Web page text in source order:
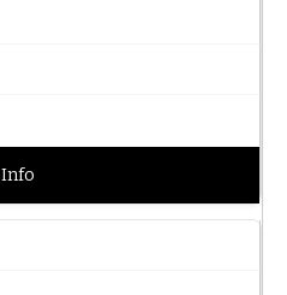
Info